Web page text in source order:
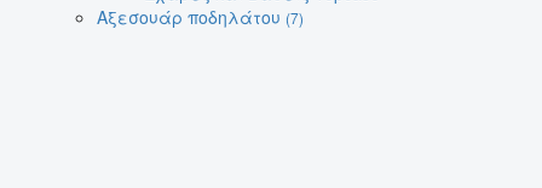
Αξεσουάρ ποδηλάτου (7)